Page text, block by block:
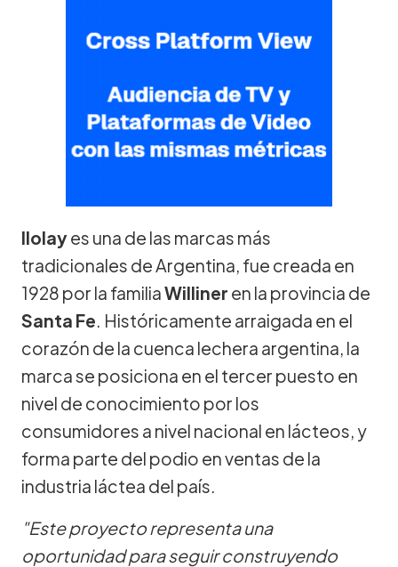
Ilolayes una de las marcas más
tradicionales de Argentina, fue creada en
1928 por la familiaWilliner en la provincia de
Santa Fe. Históricamente arraigada en el
corazón de la cuenca lechera argentina, la
marca se posiciona en el tercer puesto en
nivel de conocimiento por los
consumidores a nivel nacional en lácteos, y
forma parte del podio en ventas de la
industria láctea del país.
"Este proyecto representa una
oportunidad para seguir construyendo